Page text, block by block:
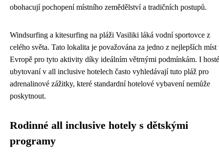
obohacují pochopení místního zemědělství a tradičních postupů.
Windsurfing a kitesurfing na pláži Vasiliki láká vodní sportovce z
celého světa. Tato lokalita je považována za jedno z nejlepších míst
Evropě pro tyto aktivity díky ideálním větrnými podmínkám. I hosté
ubytovaní v all inclusive hotelech často vyhledávají tuto pláž pro
adrenalinové zážitky, které standardní hotelové vybavení nemůže
poskytnout.
Rodinné all inclusive hotely s dětskými
programy